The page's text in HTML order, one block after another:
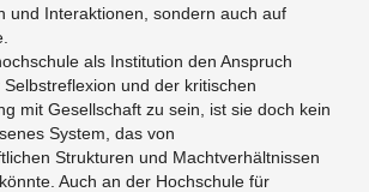
und Interaktionen, sondern auch auf
als Institution den Anspruch
und der kritischen
mit Gesellschaft zu sein, ist sie doch kein
System, das von
Strukturen und Machtverhältnissen
Auch an der Hochschule für